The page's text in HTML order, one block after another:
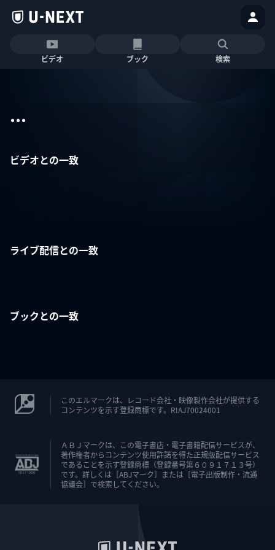
ビデオ ブック 検索
...
ビデオとの一致
ライブ配信との一致
ブックとの一致
このエルマークは、レコード会社・映像製作会社が提供する
コンテンツを示す登録商標です。RIAJ70024001
ＡＢＪマークは、この電子書店・電子書籍配信サービスが、
著作権者からコンテンツ使用許諾を得た正規版配信サービス
であることを示す登録商標（登録番号第６０９１７１３号）
です。詳しくは［ABJマーク］または［電子出版制作・流通
協議会］で検索してください。